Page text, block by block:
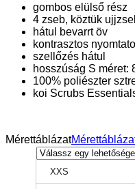
gombos elülső rész
4 zseb, köztük
hátul bevarrt öv
kontrasztos
szellőzés hátul
hosszúság S méret:
100% poliészter
koi Scrubs
Mérettáblázat
XXS